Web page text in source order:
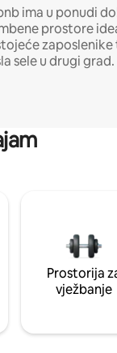
ima u ponudi
prostore
zaposlenike
sele u drugi grad.
Prostorija
vježbanje